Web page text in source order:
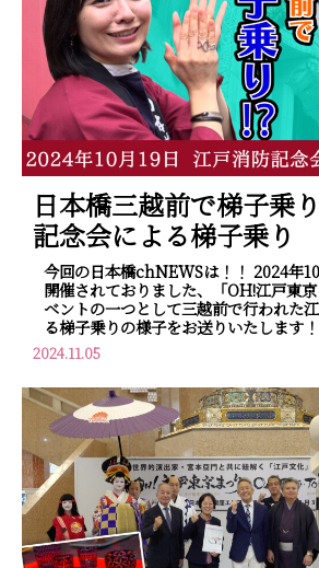
日本橋三越前で梯子乗
記念会による梯子乗り
今回の日本橋chNEWSは！！ 2024年
開催されておりました、「OH!江戸東
ベントの一つとして三越前で行われた
る梯子乗りの様子をお送りいたします
2024.11.05